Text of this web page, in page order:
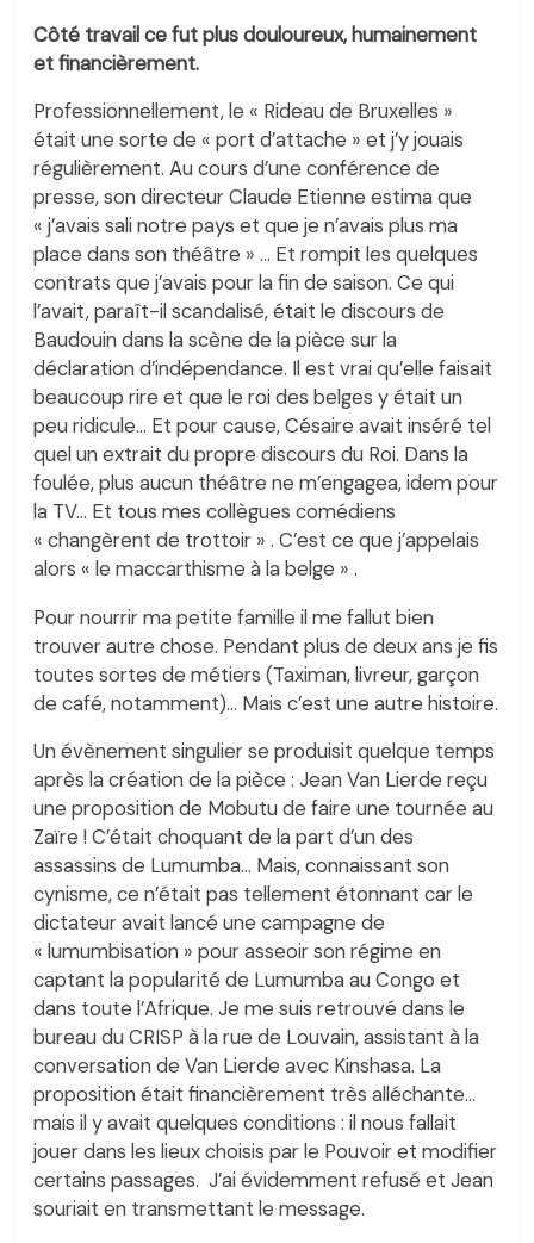
Côté travail ce fut plus douloureux, humainement
et financièrement.
Professionnellement, le « Rideau de Bruxelles »
était une sorte de « port d’attache » et j’y jouais
régulièrement. Au cours d’une conférence de
presse, son directeur Claude Etienne estima que
« j’avais sali notre pays et que je n’avais plus ma
place dans son théâtre » … Et rompit les quelques
contrats que j’avais pour la fin de saison. Ce qui
l’avait, paraît-il scandalisé, était le discours de
Baudouin dans la scène de la pièce sur la
déclaration d’indépendance. Il est vrai qu’elle faisait
beaucoup rire et que le roi des belges y était un
peu ridicule… Et pour cause, Césaire avait inséré tel
quel un extrait du propre discours du Roi. Dans la
foulée, plus aucun théâtre ne m’engagea, idem pour
la TV… Et tous mes collègues comédiens
« changèrent de trottoir » . C’est ce que j’appelais
alors « le maccarthisme à la belge » .
Pour nourrir ma petite famille il me fallut bien
trouver autre chose. Pendant plus de deux ans je fis
toutes sortes de métiers (Taximan, livreur, garçon
de café, notamment)… Mais c’est une autre histoire.
Un évènement singulier se produisit quelque temps
après la création de la pièce : Jean Van Lierde reçu
une proposition de Mobutu de faire une tournée au
Zaïre ! C’était choquant de la part d’un des
assassins de Lumumba… Mais, connaissant son
cynisme, ce n’était pas tellement étonnant car le
dictateur avait lancé une campagne de
« lumumbisation » pour asseoir son régime en
captant la popularité de Lumumba au Congo et
dans toute l’Afrique. Je me suis retrouvé dans le
bureau du CRISP à la rue de Louvain, assistant à la
conversation de Van Lierde avec Kinshasa. La
proposition était financièrement très alléchante…
mais il y avait quelques conditions : il nous fallait
jouer dans les lieux choisis par le Pouvoir et modifier
certains passages. J’ai évidemment refusé et Jean
souriait en transmettant le message.